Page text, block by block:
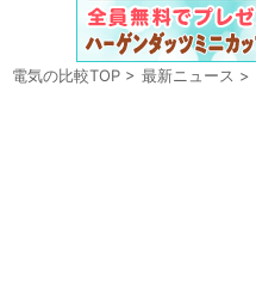
電気の比較TOP > 最新ニュース >